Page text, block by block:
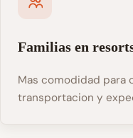
Familias en
Mas comodidad para
transportacion y